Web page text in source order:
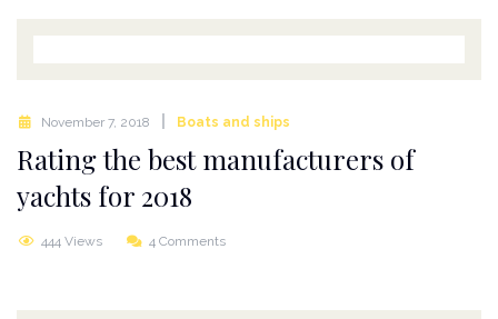
November 7, 2018 Boats and ships
Rating the best manufacturers of
yachts for 2018
444 Views 4 Comments